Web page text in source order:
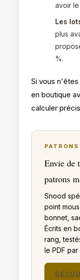
avoir le
Les
plus
%.
Si vous
en boutique
calculer
Envie de
patrons
Snood
point
bonnet,
Écrits en
rang,
le PDF par